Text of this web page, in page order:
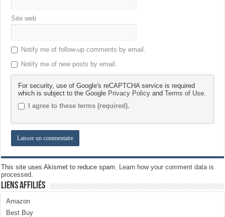
Site web
Notify me of follow-up comments by email.
Notify me of new posts by email.
For security, use of Google's reCAPTCHA service is required
which is subject to the Google Privacy Policy andTerms of Use
I agree to these terms (required).
This site uses Akismet to reduce spam. Learn how your comment data is
processed.
Liens Affiliés
Amazon
Best Buy